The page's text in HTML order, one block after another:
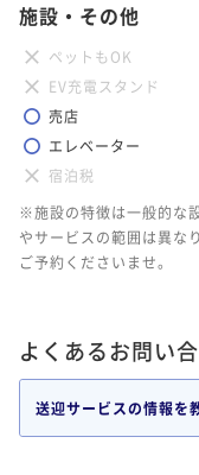
施設・その他
ペットもOK
EV充電スタンド
売店
エレベーター
宿泊税
※施設の特徴は一般的な
やサービスの範囲は異な
ご予約くださいませ。
よくあるお問い
送迎サービスの情報を